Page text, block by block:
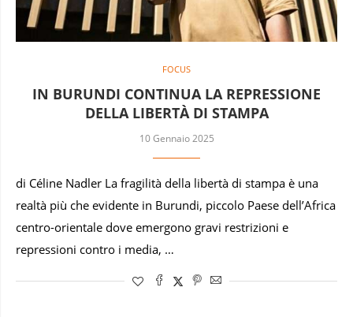
FOCUS
IN BURUNDI CONTINUA LA REPRESSIONE
DELLA LIBERTÀ DI STAMPA
10 Gennaio 2025
di Céline Nadler La fragilità della libertà di stampa è una
realtà più che evidente in Burundi, piccolo Paese dell’Africa
centro-orientale dove emergono gravi restrizioni e
repressioni contro i media, …